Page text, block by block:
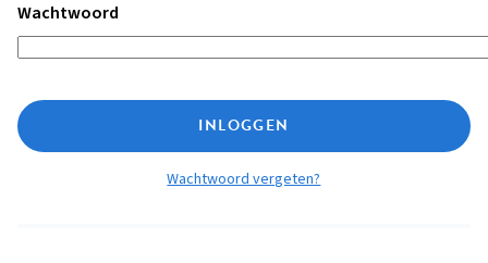
Wachtwoord
INLOGGEN
Wachtwoord vergeten?